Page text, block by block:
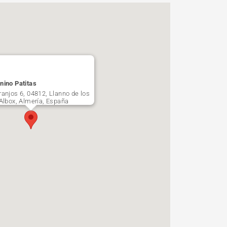
Patitas
6, 04812, Llanno de los
Almería, España